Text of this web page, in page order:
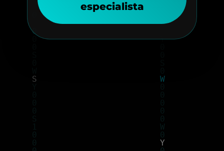
especialista